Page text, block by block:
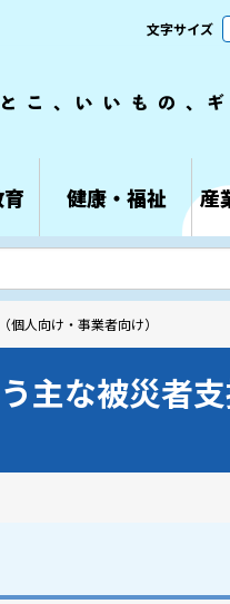
文字サイズ
健康・福祉 産
人向け・事業者向け）
主な被災者